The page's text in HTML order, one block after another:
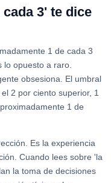
3' te dice
1 de cada 3
opuesto a raro.
obsesiona. El umbral
2 por ciento superior, 1
1 de
Es la experiencia
Cuando lees sobre 'la
la toma de decisiones